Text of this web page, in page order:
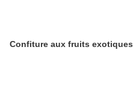
Confiture aux fruits exotiques